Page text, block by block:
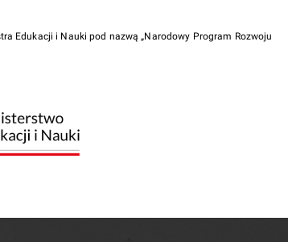
Edukacji i Nauki pod nazwą „Narodowy Program Rozwoju